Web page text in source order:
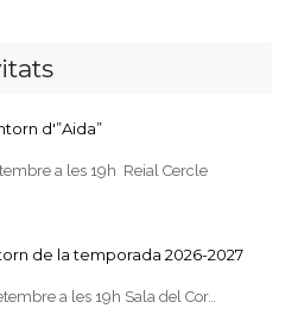
d'”Aida”
a les 19h Reial Cercle
de la temporada 2026-2027
a les 19h Sala del Cor…